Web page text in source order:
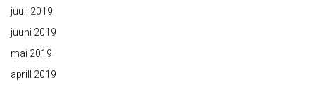
juuli 2019
juuni 2019
mai 2019
aprill 2019